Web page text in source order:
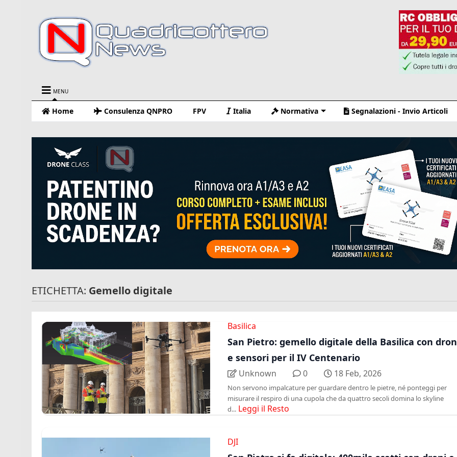
MENU
Home Consulenza QNPRO FPV Italia Normativa Segnalazioni - Invio Articoli
ETICHETTA: Gemello digitale
Basilica
San Pietro: gemello digitale della Basilica con
e sensori per il IV Centenario
Unknown 0 18 Feb, 2026
Non servono impalcature per guardare dentro le pietre, né ponteggi per
misurare il respiro di una cupola che da quattro secoli domina lo skyline
d... Leggi il Resto
DJI